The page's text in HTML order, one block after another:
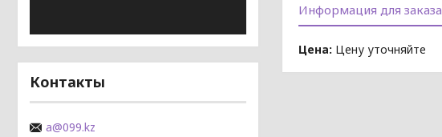
Информация для заказа
Цена: Цену уточняйте
Контакты
a@099.kz